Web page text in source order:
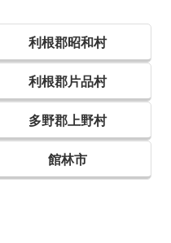
利根郡昭和村
利根郡片品村
多野郡上野村
館林市